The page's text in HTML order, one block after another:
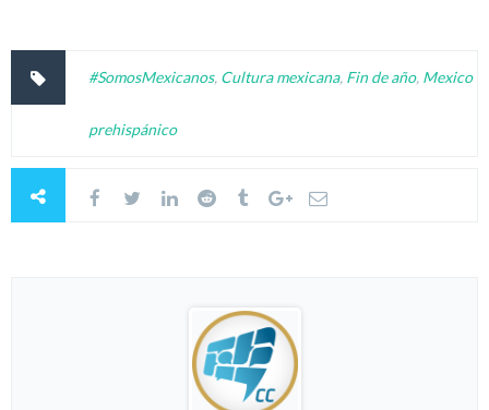
#SomosMexicanos, Cultura mexicana, Fin de año, Mexico
prehispánico